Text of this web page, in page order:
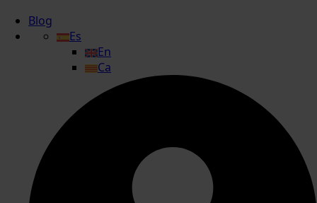
Blog
Es
En
Ca